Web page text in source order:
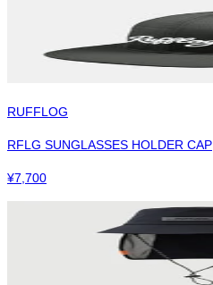
RUFFLOG
RFLG SUNGLASSES HOLDER CAP
¥7,700